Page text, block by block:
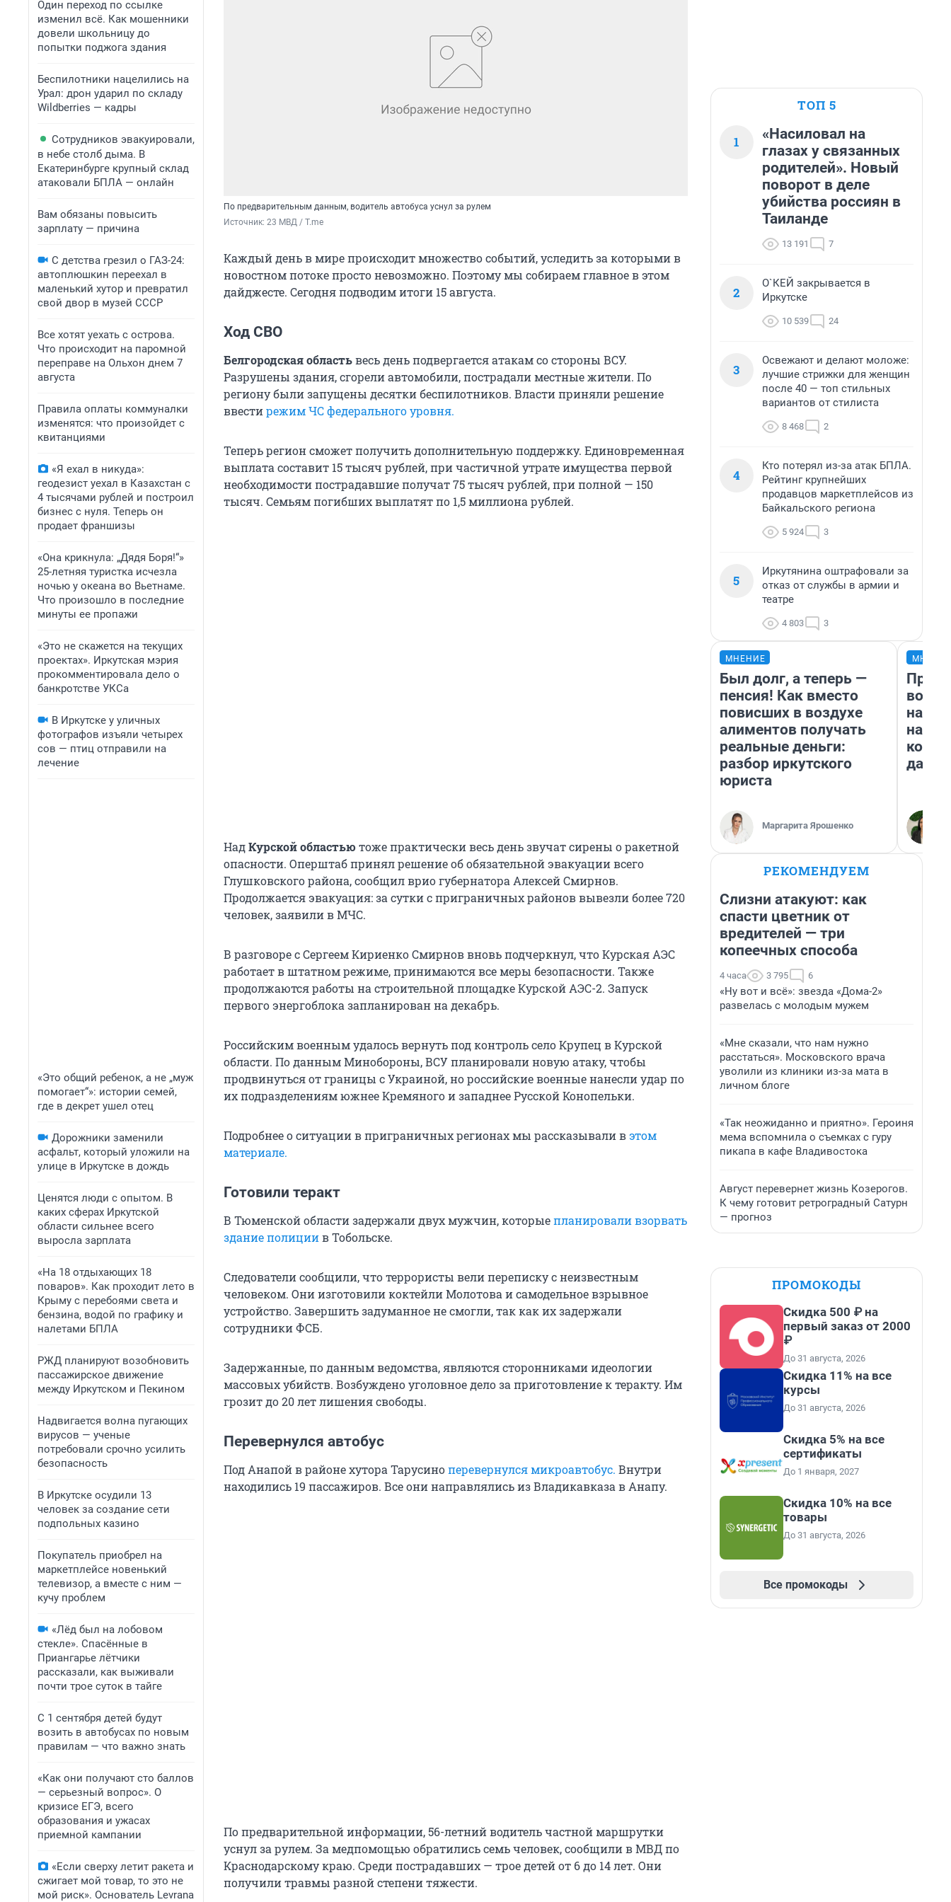
Один переход по ссылке
изменил всё. Как мошенники
довели школьницу до
попытки поджога здания
Беспилотники нацелились на
Урал: дрон ударил по складу
Wildberries — кадры
Сотрудников эвакуировали,
в небе столб дыма. В
Екатеринбурге крупный склад
атаковали БПЛА — онлайн
Вам обязаны повысить
зарплату — причина
С детства грезил о ГАЗ-24:
автоплюшкин переехал в
маленький хутор и превратил
свой двор в музей СССР
Все хотят уехать с острова.
Что происходит на паромной
переправе на Ольхон днем 7
августа
Правила оплаты коммуналки
изменятся: что произойдет с
квитанциями
«Я ехал в никуда»:
геодезист уехал в Казахстан с
4 тысячами рублей и построил
бизнес с нуля. Теперь он
продает франшизы
«Она крикнула: „Дядя Боря!“»
25-летняя туристка исчезла
ночью у океана во Вьетнаме.
Что произошло в последние
минуты ее пропажи
«Это не скажется на текущих
проектах». Иркутская мэрия
прокомментировала дело о
банкротстве УКСа
В Иркутске у уличных
фотографов изъяли четырех
сов — птиц отправили на
лечение
«Это общий ребенок, а не „муж
помогает“»: истории семей,
где в декрет ушел отец
Дорожники заменили
асфальт, который уложили на
улице в Иркутске в дождь
Ценятся люди с опытом. В
каких сферах Иркутской
области сильнее всего
выросла зарплата
«На 18 отдыхающих 18
поваров». Как проходит лето в
Крыму с перебоями света и
бензина, водой по графику и
налетами БПЛА
РЖД планируют возобновить
пассажирское движение
между Иркутском и Пекином
Надвигается волна пугающих
вирусов — ученые
потребовали срочно усилить
безопасность
В Иркутске осудили 13
человек за создание сети
подпольных казино
Покупатель приобрел на
маркетплейсе новенький
телевизор, а вместе с ним —
кучу проблем
«Лёд был на лобовом
стекле». Спасённые в
Приангарье лётчики
рассказали, как выживали
почти трое суток в тайге
С 1 сентября детей будут
возить в автобусах по новым
правилам — что важно знать
«Как они получают сто баллов
— серьезный вопрос». О
кризисе ЕГЭ, всего
образования и ужасах
приемной кампании
«Если сверху летит ракета и
сжигает мой товар, то это не
мой риск». Основатель Levrana
По предварительным данным, водитель автобуса уснул за рулем
Источник: 23 МВД / T.me
Каждый день в мире происходит множество событий, уследить за которыми в
новостном потоке просто невозможно. Поэтому мы собираем главное в этом
дайджесте. Сегодня подводим итоги 15 августа.
Ход СВО
Белгородская областьвесь день подвергается атакам со стороны ВСУ.
Разрушены здания, сгорели автомобили, пострадали местные жители. По
региону были запущены десятки беспилотников. Власти приняли решение
ввестирежим ЧС федерального уровня.
Теперь регион сможет получить дополнительную поддержку. Единовременная
выплата составит 15 тысяч рублей, при частичной утрате имущества первой
необходимости пострадавшие получат 75 тысяч рублей, при полной — 150
тысяч. Семьям погибших выплатят по 1,5 миллиона рублей.
НадКурской областьютоже практически весь день звучат сирены о ракетной
опасности. Оперштаб принял решение об обязательной эвакуации всего
Глушковского района, сообщил врио губернатора Алексей Смирнов.
Продолжается эвакуация: за сутки с приграничных районов вывезли более 720
человек, заявили в МЧС.
В разговоре с Сергеем Кириенко Смирнов вновь подчеркнул, что Курская АЭС
работает в штатном режиме, принимаются все меры безопасности. Также
продолжаются работы на строительной площадке Курской АЭС-2. Запуск
первого энергоблока запланирован на декабрь.
Российским военным удалось вернуть под контроль село Крупец в Курской
области. По данным Минобороны, ВСУ планировали новую атаку, чтобы
продвинуться от границы с Украиной, но российские военные нанесли удар по
их подразделениям южнее Кремяного и западнее Русской Конопельки.
Подробнее о ситуации в приграничных регионах мы рассказывали вэтом
материале.
Готовили теракт
В Тюменской области задержали двух мужчин, которыепланировали взорвать
здание полициив Тобольске.
Следователи сообщили, что террористы вели переписку с неизвестным
человеком. Они изготовили коктейли Молотова и самодельное взрывное
устройство. Завершить задуманное не смогли, так как их задержали
сотрудники ФСБ.
Задержанные, по данным ведомства, являются сторонниками идеологии
массовых убийств. Возбуждено уголовное дело за приготовление к теракту. Им
грозит до 20 лет лишения свободы.
Перевернулся автобус
Под Анапой в районе хутора Тарусиноперевернулся микроавтобус. Внутри
находились 19 пассажиров. Все они направлялись из Владикавказа в Анапу.
По предварительной информации, 56-летний водитель частной маршрутки
уснул за рулем. За медпомощью обратились семь человек, сообщили в МВД по
Краснодарскому краю. Среди пострадавших — трое детей от 6 до 14 лет. Они
получили травмы разной степени тяжести.
ТОП 5
1
«Насиловал на
глазах у связанных
родителей». Новый
поворот в деле
убийства россиян в
Таиланде
13 191 7
2
О`КЕЙ закрывается в
Иркутске
10 539 24
3
Освежают и делают моложе:
лучшие стрижки для женщин
после 40 — топ стильных
вариантов от стилиста
8 468 2
4
Кто потерял из-за атак БПЛА.
Рейтинг крупнейших
продавцов маркетплейсов из
Байкальского региона
5 924 3
5
Иркутянина оштрафовали за
отказ от службы в армии и
театре
4 803 3
МНЕНИЕ
Был долг, а теперь —
пенсия! Как вместо
повисших в воздухе
алиментов получать
реальные деньги:
разбор иркутского
юриста
Маргарита Ярошенко
нам
даже
РЕКОМЕНДУЕМ
Слизни атакуют: как
спасти цветник от
вредителей — три
копеечных способа
4 часа 3 795 6
«Ну вот и всё»: звезда «Дома-2»
развелась с молодым мужем
«Мне сказали, что нам нужно
расстаться». Московского врача
уволили из клиники из-за мата в
личном блоге
«Так неожиданно и приятно». Героиня
мема вспомнила о съемках с гуру
пикапа в кафе Владивостока
Август перевернет жизнь Козерогов.
К чему готовит ретроградный Сатурн
— прогноз
ПРОМОКОДЫ
Скидка 500 ₽ на
первый заказ от 2000
₽
До 31 августа, 2026
Скидка 11% на все
курсы
До 31 августа, 2026
Скидка 5% на все
сертификаты
До 1 января, 2027
Скидка 10% на все
товары
До 31 августа, 2026
Все промокоды